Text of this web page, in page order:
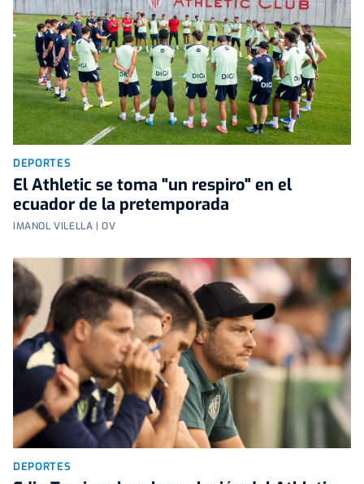
DEPORTES
El Athletic se toma "un respiro" en el
ecuador de la pretemporada
IMANOL VILELLA | OV
DEPORTES